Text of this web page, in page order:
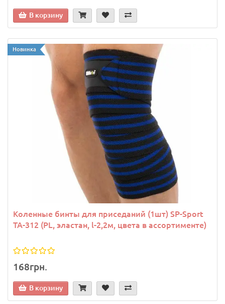
В корзину
Новинка
Коленные бинты для приседаний (1шт) SP-Sport
TA-312 (PL, эластан, l-2,2м, цвета в ассортименте)
168грн.
В корзину